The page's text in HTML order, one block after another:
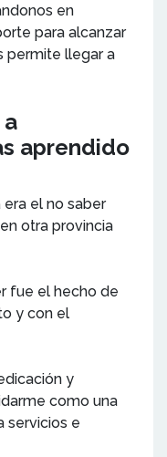
en
para alcanzar
permite llegar a
aprendido
el no saber
otra provincia
fue el hecho de
y con el
y
como una
servicios e